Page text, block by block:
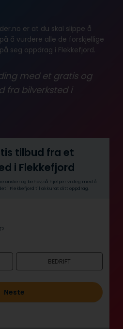
er at du skal slippe å
å vurdere alle de forskjellige
seg oppdrag i Flekkefjord.
med et gratis og
fra bilverksted i
tilbud fra et
i Flekkefjord
ønsker og behov, så hjelper vi deg med å
i Flekkefjord til akkurat ditt oppdrag.
BEDRIFT
Neste